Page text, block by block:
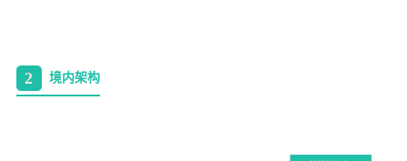
2 境内架构